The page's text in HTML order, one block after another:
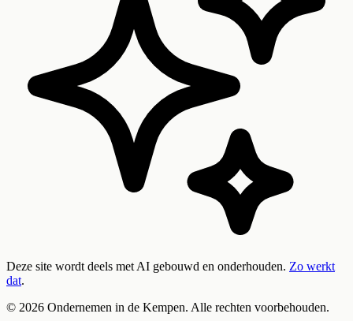
Deze site wordt deels met AI gebouwd en onderhouden. Zo werkt
dat.
© 2026 Ondernemen in de Kempen. Alle rechten voorbehouden.